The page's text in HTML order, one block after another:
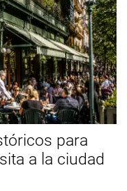
para
a la ciudad